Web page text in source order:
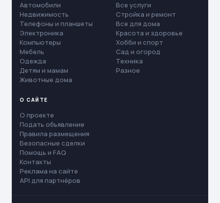
Автомобили
Недвижимость
Телефоны и планшеты
Электроника
Компьютеры
Мебель
Одежда
Детям и мамам
Животные дома
Все услуги
Стройка и ремонт
Все для дома
Красота и здоровье
Хобби и спорт
Сад и огород
Техника
Разное
О САЙТЕ
О проекте
Подать объявление
Правила размещения
Безопасные сделки
Помощь и FAQ
Контакты
Реклама на сайте
API для партнёров